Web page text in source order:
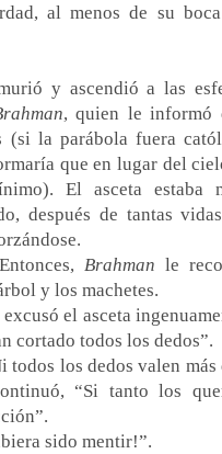
al menos de su
y ascendió a las
, quien le informó
(si la parábola fuera
que en lugar del
El asceta estaba
después de tantas
Brahman le
y los machetes.
el asceta
cortado todos los dedos”.
todos los dedos valen más
“Si tanto los
sido mentir!”.